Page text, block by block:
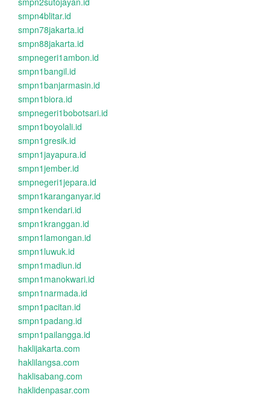
smpn4blitar.id
smpn78jakarta.id
smpn88jakarta.id
smpnegeri1ambon.id
smpn1bangil.id
smpn1banjarmasin.id
smpn1biora.id
smpnegeri1bobotsari.id
smpn1boyolali.id
smpn1gresik.id
smpn1jayapura.id
smpn1jember.id
smpnegeri1jepara.id
smpn1karanganyar.id
smpn1kendari.id
smpn1kranggan.id
smpn1lamongan.id
smpn1luwuk.id
smpn1madiun.id
smpn1manokwari.id
smpn1narmada.id
smpn1pacitan.id
smpn1padang.id
smpn1pailangga.id
haklijakarta.com
haklilangsa.com
haklisabang.com
haklidenpasar.com